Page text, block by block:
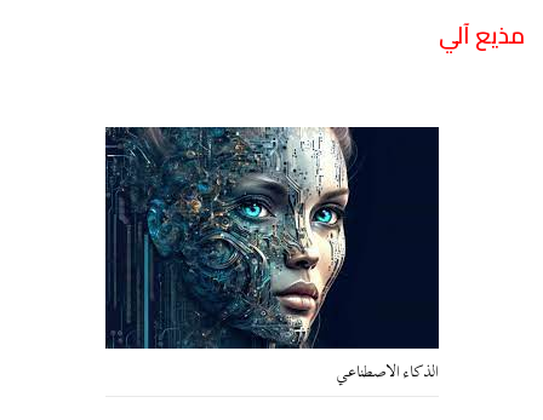
مذيع آلي
الذكاء الاصطناعي